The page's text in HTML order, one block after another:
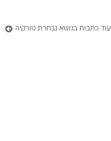
עוד כתבות בנושא נבחרת טורקיה